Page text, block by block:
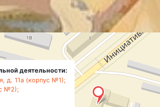
деятельности:
д. 11а (корпус №1);
№2);